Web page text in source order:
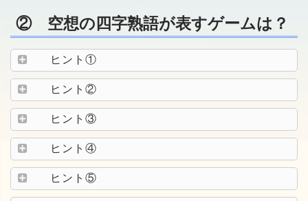
② 空想の四字熟語が表すゲームは？
ヒント①
ヒント②
ヒント③
ヒント④
ヒント⑤